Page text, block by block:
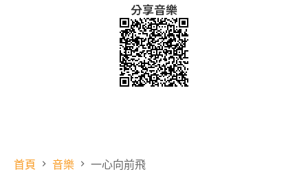
分享音樂
首頁 音樂 一心向前飛